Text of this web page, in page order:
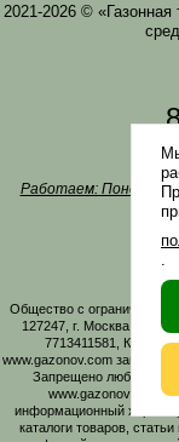
2021-2026 ©
Работаем:
Общество с
127247, г. Москва,
7713411581, КПП
www.gazonov.com
Запрещено любое
www.gazonov.com.
информационный
каталоги товаров,
.